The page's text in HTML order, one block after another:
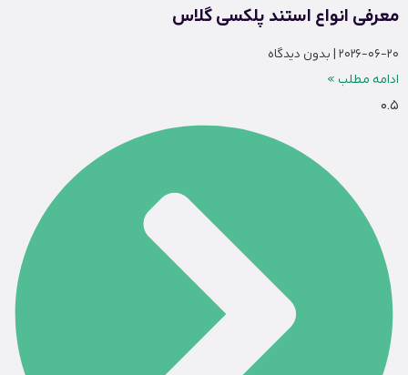
معرفی انواع استند پلکسی گلاس
2026-06-20 بدون دیدگاه
ادامه مطلب »